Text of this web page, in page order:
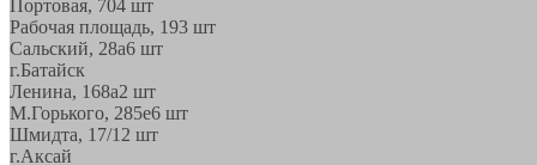
Портовая, 704 шт
Рабочая площадь, 193 шт
Сальский, 28a6 шт
г.Батайск
Ленина, 168а2 шт
М.Горького, 285е6 шт
Шмидта, 17/1 2 шт
г.Аксай